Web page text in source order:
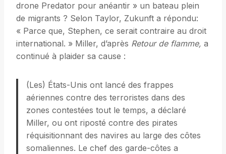
drone Predator pour anéantir » un bateau plein
de migrants ? Selon Taylor, Zukunft a répondu:
« Parce que, Stephen, ce serait contraire au droit
international. » Miller, d’après Retour de flamme, a
continué à plaider sa cause :
(Les) États-Unis ont lancé des frappes
aériennes contre des terroristes dans des
zones contestées tout le temps, a déclaré
Miller, ou ont riposté contre des pirates
réquisitionnant des navires au large des côtes
somaliennes. Le chef des garde-côtes a